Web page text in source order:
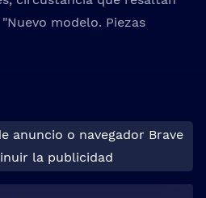
modelo. Piezas
anuncio o navegador Brave
la publicidad